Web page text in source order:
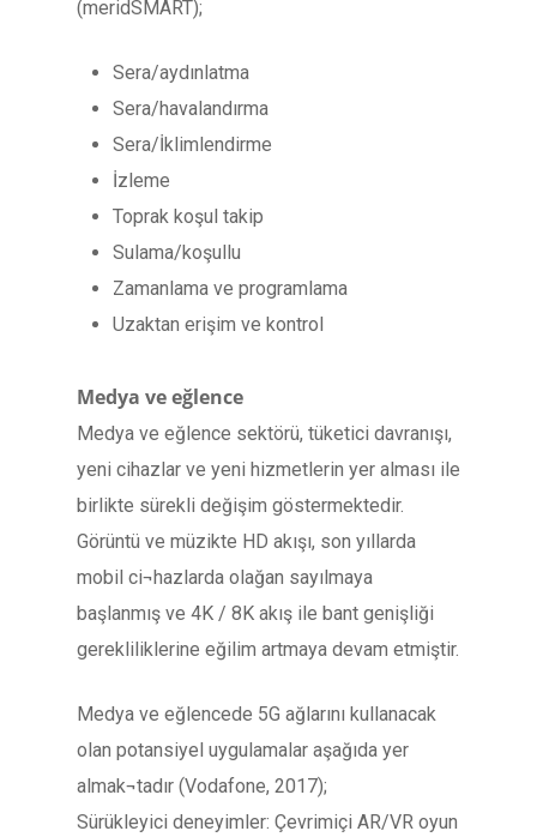
(meridSMART);
Sera/aydınlatma
Sera/havalandırma
Sera/İklimlendirme
İzleme
Toprak koşul takip
Sulama/koşullu
Zamanlama ve programlama
Uzaktan erişim ve kontrol
Medya ve eğlence
Medya ve eğlence sektörü, tüketici davranışı,
yeni cihazlar ve yeni hizmetlerin yer alması ile
birlikte sürekli değişim göstermektedir.
Görüntü ve müzikte HD akışı, son yıllarda
mobil ci¬hazlarda olağan sayılmaya
başlanmış ve 4K / 8K akış ile bant genişliği
gerekliliklerine eğilim artmaya devam etmiştir.
Medya ve eğlencede 5G ağlarını kullanacak
olan potansiyel uygulamalar aşağıda yer
almak¬tadır (Vodafone, 2017);
Sürükleyici deneyimler: Çevrimiçi AR/VR oyun